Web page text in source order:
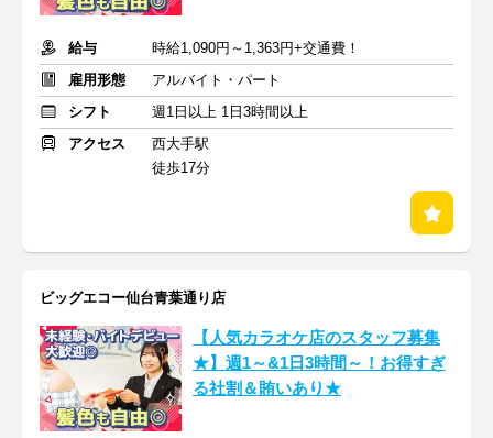
給与
時給1,090円～1,363円+交通費！
雇用形態
アルバイト・パート
シフト
週1日以上 1日3時間以上
アクセス
西大手駅
徒歩17分
ビッグエコー仙台青葉通り店
【人気カラオケ店のスタッフ募集
★】週1～&1日3時間～！お得すぎ
る社割＆賄いあり★